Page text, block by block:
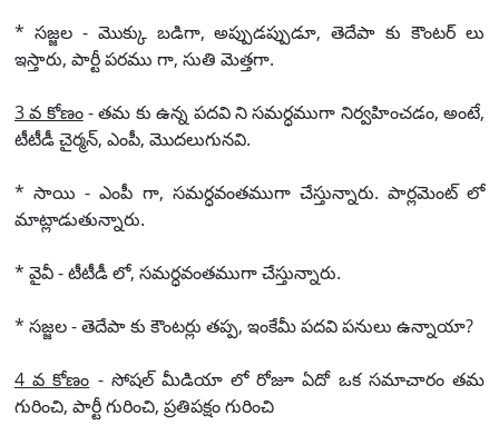
* సజ్జల - మొక్కు బడిగా, అప్పుడప్పుడూ, తెదేపా కు కౌంటర్ లు
ఇస్తారు, పార్టీ పరము గా, సుతి మెత్తగా.
3 వ కోణం- తమ కు ఉన్న పదవి ని సమర్ధముగా నిర్వహించడం, అంటే,
టీటీడీ చైర్మన్, ఎంపీ, మొదలుగునవి.
* సాయి - ఎంపీ గా, సమర్ధవంతముగా చేస్తున్నారు. పార్లమెంట్ లో
మాట్లాడుతున్నారు.
* వైవీ - టీటీడీ లో, సమర్ధవంతముగా చేస్తున్నారు.
* సజ్జల - తెదేపా కు కౌంటర్లు తప్ప, ఇంకేమీ పదవి పనులు ఉన్నాయా?
4 వ కోణం - సోషల్ మీడియా లో రోజూ ఏదో ఒక సమాచారం తమ
గురించి, పార్టీ గురించి, ప్రతిపక్షం గురించి